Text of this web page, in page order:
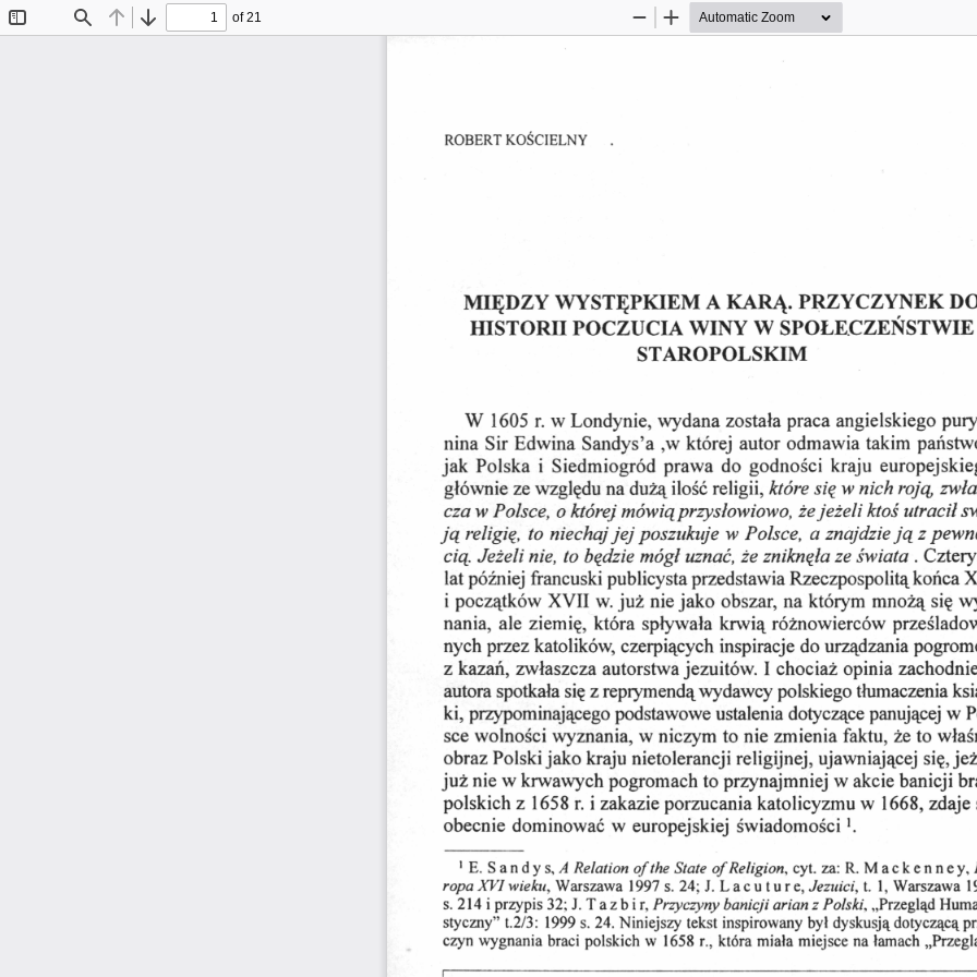
Find Previous
Next
of 21
Zoom
Zoom
ROBERT KOŚCIELNY
MIĘDZY WYSTĘPKIEM A KARĄ.  PRZYCZYNEK DO
HISTORII POCZUCIA WINY W SPOŁECZEŃSTWIE
STAROPOLSKIM
W  1605 r. w Londynie, wydana została praca angielskiego
nina Sir Edwina Sandys’a ,w której  autor odmawia takim
jak  Polska  i  Siedmiogród  prawa  do  godności  kraju
głównie ze względu na dużą ilość religii, które się w nich roją,
cza w Polsce, o której mówią przysłowiowo, że jeżeli ktoś utracił
ją religię,  to niechaj jej poszukuje w Polsce, a znajdzie ją  z
cią. Jeżeli nie, to będzie mógł uznać, że zniknęła ze świata .
lat później francuski publicysta przedstawia Rzeczpospolitą końca
i początków XVII w. już nie jako obszar, na którym mnożą się
nania,  ale ziemię,  która spływała krwią różnowierców
nych przez katolików, czerpiących inspiracje do urządzania
z kazań, zwłaszcza autorstwa jezuitów. I chociaż opinia
autora spotkała się z reprymendą wydawcy polskiego tłumaczenia
ki, przypominającego podstawowe ustalenia dotyczące panującej w
sce wolności wyznania, w niczym to nie zmienia faktu, że to
obraz Polski jako kraju nietolerancji religijnej, ujawniającej się,
już nie w krwawych pogromach to przynajmniej w akcie banicji
polskich z 1658 r. i zakazie porzucania katolicyzmu w 1668, zdaje
obecnie dominować w europejskiej  świadomości l.
1 E. S a n d y s, A Relation of the State of Religion , cyt. za: R. M a c k e n n e y,
ropa XVI wieku, Warszawa 1997 s. 24; J. L a c u t u r e, Jezuici, t.  1, Warszawa
s. 214 i przypis 32; J. T a z b i r, Przyczyny banicji arian z Polski, „Przegląd
styczny” t.2/3:  1999 s. 24. Niniejszy tekst inspirowany był dyskusją dotyczącą
czyn wygnania braci polskich w  1658 r„ która miała miejsce na łamach